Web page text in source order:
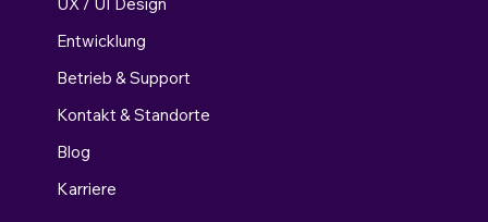
Entwicklung
Betrieb & Support
Kontakt & Standorte
Blog
Karriere